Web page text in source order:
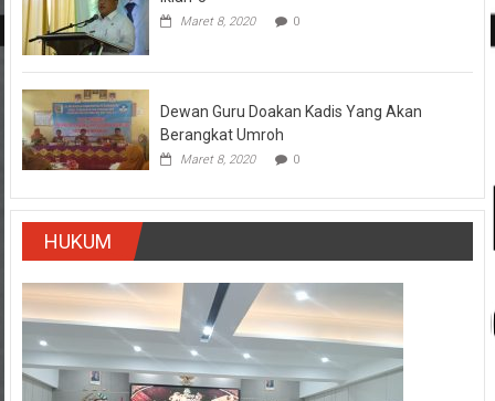
Maret 8, 2020 0
Dewan Guru Doakan Kadis Yang Akan
Berangkat Umroh
Maret 8, 2020 0
HUKUM